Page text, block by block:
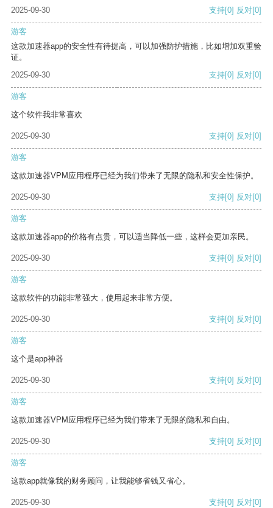
2025-09-30 支持[0] 反对[0]
游客
这款加速器app的安全性有待提高，可以加强防护措施，比如增加双重验
证。
2025-09-30
支持[0] 反对[0]
游客
这个软件我非常喜欢
2025-09-30 支持[0] 反对[0]
游客
这款加速器VPM应用程序已经为我们带来了无限的隐私和安全性保护。
2025-09-30 支持[0] 反对[0]
游客
这款加速器app的价格有点贵，可以适当降低一些，这样会更加亲民。
2025-09-30 支持[0] 反对[0]
游客
这款软件的功能非常强大，使用起来非常方便。
2025-09-30 支持[0] 反对[0]
游客
这个是app神器
2025-09-30 支持[0] 反对[0]
游客
这款加速器VPM应用程序已经为我们带来了无限的隐私和自由。
2025-09-30 支持[0] 反对[0]
游客
这款app就像我的财务顾问，让我能够省钱又省心。
2025-09-30 支持[0] 反对[0]